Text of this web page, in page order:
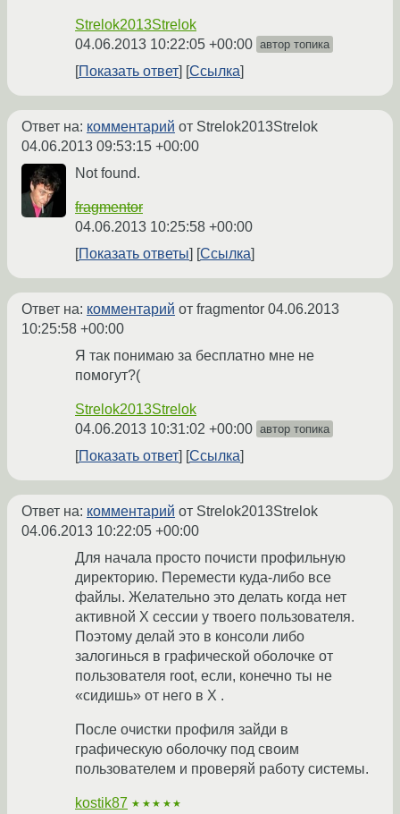
Strelok2013Strelok
04.06.2013 10:22:05 +00:00 автор топика
Показать ответ Ссылка
Ответ на: комментарий от Strelok2013Strelok
04.06.2013 09:53:15 +00:00
Not found.
fragmentor
04.06.2013 10:25:58 +00:00
Показать ответы
Ссылка
Ответ на: комментарий от fragmentor 04.06.2013
10:25:58 +00:00
Я так понимаю за бесплатно мне не
помогут?(
Strelok2013Strelok
04.06.2013 10:31:02 +00:00 автор топика
Показать ответ Ссылка
Ответ на: комментарий от Strelok2013Strelok
04.06.2013 10:22:05 +00:00
Для начала просто почисти профильную
директорию. Перемести куда-либо все
файлы. Желательно это делать когда нет
активной X сессии у твоего пользователя.
Поэтому делай это в консоли либо
залогинься в графической оболочке от
пользователя root, если, конечно ты не
«сидишь» от него в X .
После очистки профиля зайди в
графическую оболочку под своим
пользователем и проверяй работу системы.
kostik87 ★★★★★